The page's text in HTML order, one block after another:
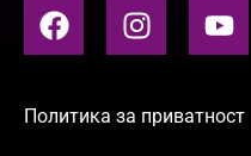
Политика за приватност